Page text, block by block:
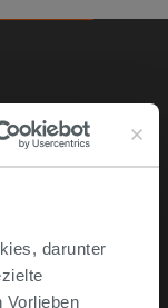
darunter
Vorlieben